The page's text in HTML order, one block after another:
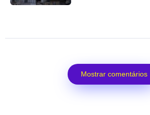
Mostrar comentários